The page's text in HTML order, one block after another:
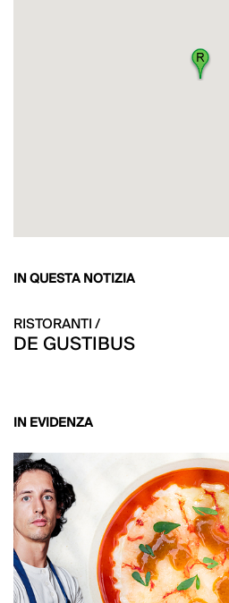
IN QUESTA NOTIZIA
RISTORANTI /
DE GUSTIBUS
IN EVIDENZA